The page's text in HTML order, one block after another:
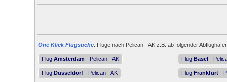
One Klick Flugsuche: Flüge nach Pelican - AK z.B. ab folgender
Flug Amsterdam - Pelican - AK Flug Basel -
Flug Düsseldorf - Pelican - AK Flug Frankfurt -